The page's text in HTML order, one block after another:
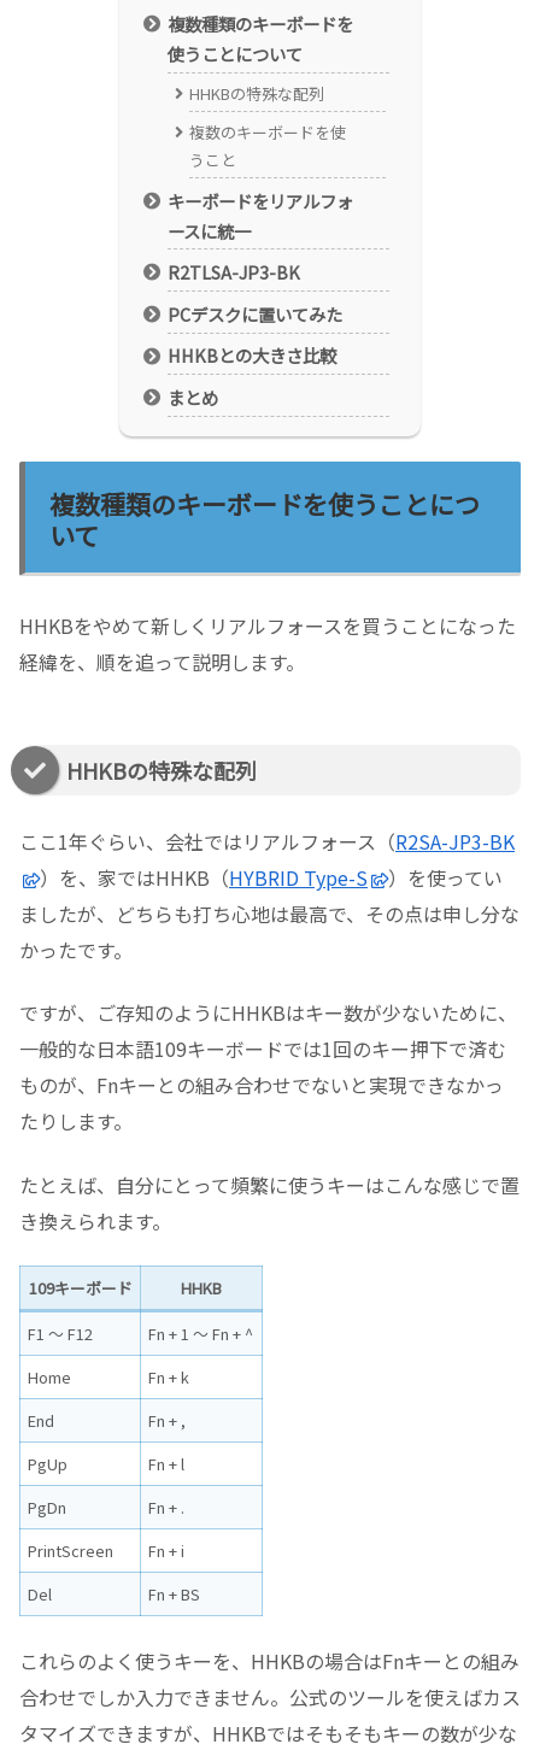
複数種類のキーボードを
使うことについて
HHKBの特殊な配列
複数のキーボードを使
うこと
キーボードをリアルフォ
ースに統一
R2TLSA-JP3-BK
PCデスクに置いてみた
HHKBとの大きさ比較
まとめ
複数種類のキーボードを使うことにつ
いて
HHKBをやめて新しくリアルフォースを買うことになった
経緯を、順を追って説明します。
HHKBの特殊な配列
ここ1年ぐらい、会社ではリアルフォース（R2SA-JP3-BK
）を、家ではHHKB（HYBRID Type-S
）を使ってい
ましたが、どちらも打ち心地は最高で、その点は申し分な
かったです。
ですが、ご存知のようにHHKBはキー数が少ないために、
一般的な日本語109キーボードでは1回のキー押下で済む
ものが、Fnキーとの組み合わせでないと実現できなかっ
たりします。
たとえば、自分にとって頻繁に使うキーはこんな感じで置
き換えられます。
109キーボード
HHKB
F1 ～ F12
Fn + 1 ～ Fn + ^
Home
Fn + k
End
Fn + ,
PgUp
Fn + l
PgDn
Fn + .
PrintScreen
Fn + i
Del
Fn + BS
これらのよく使うキーを、HHKBの場合はFnキーとの組み
合わせでしか入力できません。公式のツールを使えばカス
タマイズできますが、HHKBではそもそもキーの数が少な